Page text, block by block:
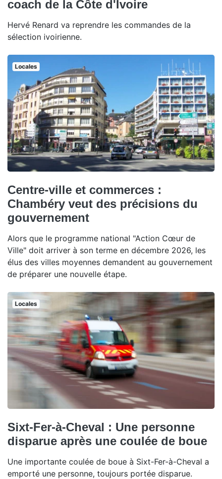
coach de la Côte d'Ivoire
Hervé Renard va reprendre les commandes de la
sélection ivoirienne.
Locales
Centre-ville et commerces :
Chambéry veut des précisions du
gouvernement
Alors que le programme national "Action Cœur de
Ville" doit arriver à son terme en décembre 2026, les
élus des villes moyennes demandent au gouvernement
de préparer une nouvelle étape.
Locales
Sixt-Fer-à-Cheval : Une personne
disparue après une coulée de boue
Une importante coulée de boue à Sixt-Fer-à-Cheval a
emporté une personne, toujours portée disparue.